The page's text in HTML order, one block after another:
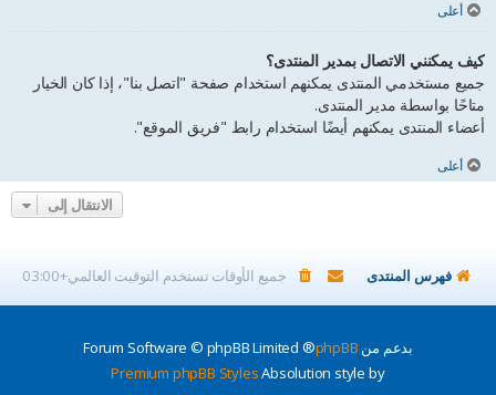
أعلى
كيف يمكنني الاتصال بمدير المنتدى؟
جميع مستخدمي المنتدى يمكنهم استخدام صفحة "اتصل بنا"، إذا كان الخيار
متاحًا بواسطة مدير المنتدى.
أعضاء المنتدى يمكنهم أيضًا استخدام رابط "فريق الموقع".
أعلى
الانتقال إلى
فهرس المنتدى جميع الأوقات تستخدم التوقيت العالمي+03:00
بدعم من phpBB
® Forum Software © phpBB Limited
Absolution style by
Premium phpBB Styles